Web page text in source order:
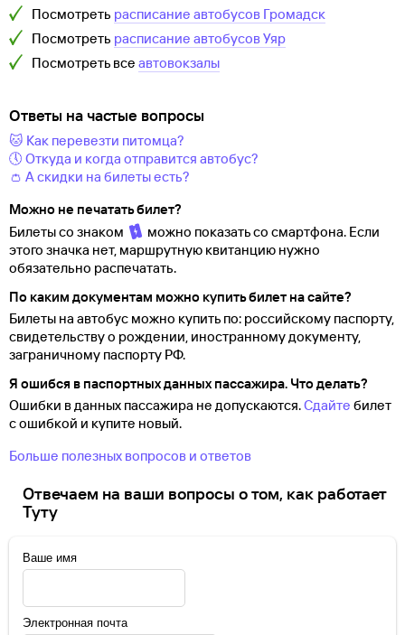
Посмотреть расписание автобусов Громадск
Посмотреть расписание автобусовУяр
Посмотреть все автовокзалы
Ответы на частые вопросы
🐱 Как перевезти питомца?
🕔 Откуда и когда отправится автобус?
👛 А скидки на билеты есть?
Можно не печатать билет?
Билеты со знаком
можно показать со смартфона. Если
этого значка нет, маршрутную квитанцию нужно
обязательно распечатать.
По каким документам можно купить билет на сайте?
Билеты на автобус можно купить по: российскому паспорту,
свидетельству о рождении, иностранному документу,
заграничному паспорту РФ.
Я ошибся в паспортных данных пассажира. Что делать?
Ошибки в данных пассажира не допускаются.Сдайте билет
с ошибкой и купите новый.
Больше полезных вопросов и ответов
Отвечаем на ваши вопросы о том, как работает
Туту
Ваше имя
Электронная почта